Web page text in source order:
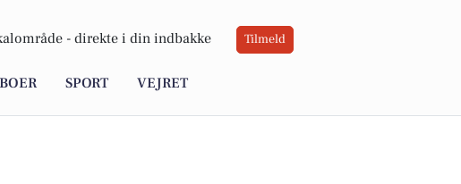
- direkte i din indbakke Tilmeld
SPORT VEJRET